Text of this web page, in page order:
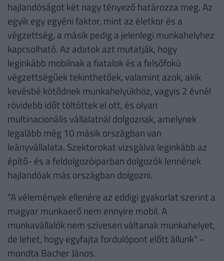
hajlandóságot két nagy tényező határozza meg. Az
egyik egy egyéni faktor, mint az életkor és a
végzettség, a másik pedig a jelenlegi munkahelyhez
kapcsolható. Az adatok azt mutatják, hogy
leginkább mobilnak a fiatalok és a felsőfokú
végzettségűek tekinthetőek, valamint azok, akik
kevésbé kötődnek munkahelyükhöz, vagyis 2 évnél
rövidebb időt töltöttek el ott, és olyan
multinacionális vállalatnál dolgoznak, amelynek
legalább még 10 másik országban van
leányvállalata. Szektorokat vizsgálva leginkább az
építő- és a feldolgozóiparban dolgozók lennének
hajlandóak más országban dolgozni.
"A vélemények ellenére az eddigi gyakorlat szerint a
magyar munkaerő nem ennyire mobil. A
munkavállalók nem szívesen váltanak munkahelyet,
de lehet, hogy egyfajta fordulópont előtt állunk" -
mondta Bacher János.